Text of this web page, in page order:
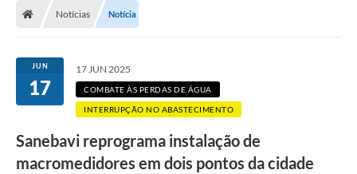
ÁGUA
COMPRAS E LICITAÇÕES
ACESSOS EXTERNOS
CONTATOS
Notícias Notícia
JUN
17
17 JUN 2025
COMBATE ÀS PERDAS DE ÁGUA
INTERRUPÇÃO NO ABASTECIMENTO
Sanebavi reprograma instalação de
macromedidores em dois pontos da cidade